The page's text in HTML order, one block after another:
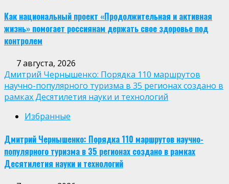
Как национальный проект «Продолжительная и активная
жизнь» помогает россиянам держать свое здоровье под
контролем
7 августа, 2026
Дмитрий Чернышенко: Порядка 110 маршрутов
научно-популярного туризма в 35 регионах создано в
рамках Десятилетия науки и технологий
Избранные
Дмитрий Чернышенко: Порядка 110 маршрутов научно-
популярного туризма в 35 регионах создано в рамках
Десятилетия науки и технологий